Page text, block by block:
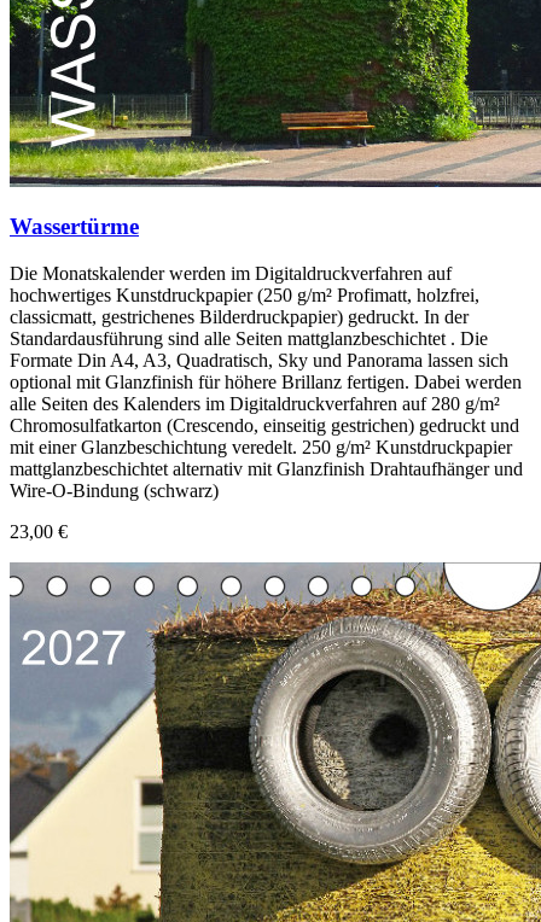
Wassertürme
Die Monatskalender werden im Digitaldruckverfahren auf
hochwertiges Kunstdruckpapier (250 g/m² Profimatt, holzfrei,
classicmatt, gestrichenes Bilderdruckpapier) gedruckt. In der
Standardausführung sind alle Seiten mattglanzbeschichtet . Die
Formate Din A4, A3, Quadratisch, Sky und Panorama lassen sich
optional mit Glanzfinish für höhere Brillanz fertigen. Dabei werden
alle Seiten des Kalenders im Digitaldruckverfahren auf 280 g/m²
Chromosulfatkarton (Crescendo, einseitig gestrichen) gedruckt und
mit einer Glanzbeschichtung veredelt. 250 g/m² Kunstdruckpapier
mattglanzbeschichtet alternativ mit Glanzfinish Drahtaufhänger und
Wire-O-Bindung (schwarz)
23,00 €